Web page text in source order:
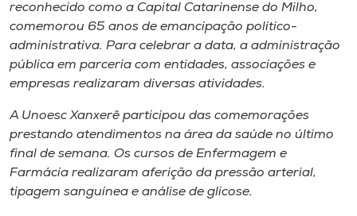
Selecione
o idioma
A+
A-
reconhecido como a Capital Catarinense do Milho,
comemorou 65 anos de emancipação político-
administrativa. Para celebrar a data, a administração
pública em parceria com entidades, associações e
empresas realizaram diversas atividades.
A Unoesc Xanxerê participou das comemorações
prestando atendimentos na área da saúde no último
final de semana. Os cursos de Enfermagem e
Farmácia realizaram aferição da pressão arterial,
tipagem sanguínea e análise de glicose.